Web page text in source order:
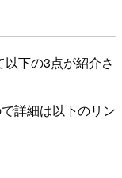
下の3点が紹介さ
詳細は以下のリン